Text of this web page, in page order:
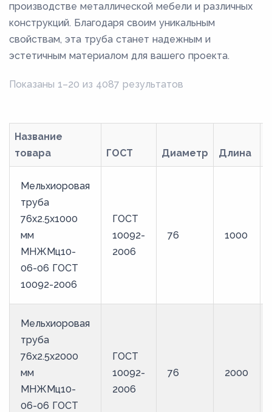
производстве металлической мебели и различных
конструкций. Благодаря своим уникальным
свойствам, эта труба станет надежным и
эстетичным материалом для вашего проекта.
Показаны 1–20 из 4087 результатов
Название
товара
ГОСТ Диаметр Длина
Мельхиоровая
труба
76х2.5х1000
мм
МНЖМц10-
06-06 ГОСТ
10092-2006
ГОСТ
10092-
2006
76 1000
Мельхиоровая
труба
76х2.5х2000
мм
МНЖМц10-
06-06 ГОСТ
ГОСТ
10092-
2006
76 2000